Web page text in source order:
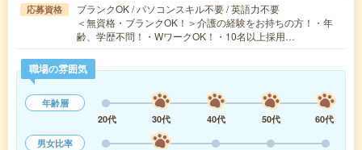
応募資格
ブランクOK / パソコンスキル不要 / 英語力不要
＜無資格・ブランクOK！＞介護の経験をお持ちの方！・年
齢、学歴不問！・WワークOK！・10名以上採用…
職場の雰囲気
年齢層
20代
30代 40代 50代
60代
男女比率